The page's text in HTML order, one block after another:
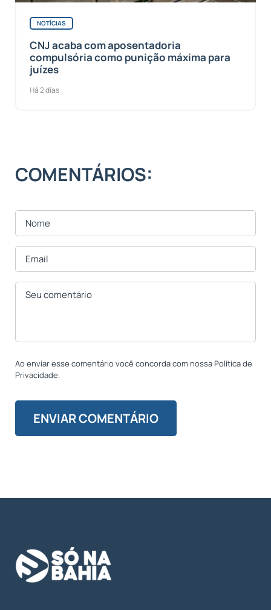
NOTÍCIAS
CNJ acaba com aposentadoria
compulsória como punição máxima para
juízes
Há 2 dias
COMENTÁRIOS:
Ao enviar esse comentário você concorda com nossa Política de
Privacidade.